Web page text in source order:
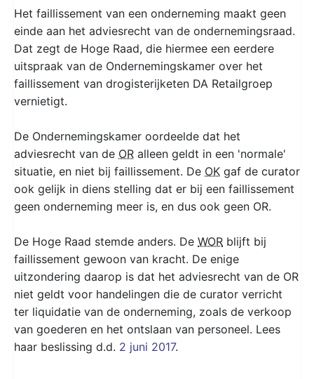
Het faillissement van een onderneming maakt geen
einde aan het adviesrecht van de ondernemingsraad.
Dat zegt de Hoge Raad, die hiermee een eerdere
uitspraak van de Ondernemingskamer over het
faillissement van drogisterijketen DA Retailgroep
vernietigt.
De Ondernemingskamer oordeelde dat het
adviesrecht van de OR alleen geldt in een 'normale'
situatie, en niet bij faillissement. De OK gaf de curator
ook gelijk in diens stelling dat er bij een faillissement
geen onderneming meer is, en dus ook geen OR.
De Hoge Raad stemde anders. De WOR blijft bij
faillissement gewoon van kracht. De enige
uitzondering daarop is dat het adviesrecht van de OR
niet geldt voor handelingen die de curator verricht
ter liquidatie van de onderneming, zoals de verkoop
van goederen en het ontslaan van personeel. Lees
haar beslissing d.d. 2 juni 2017.